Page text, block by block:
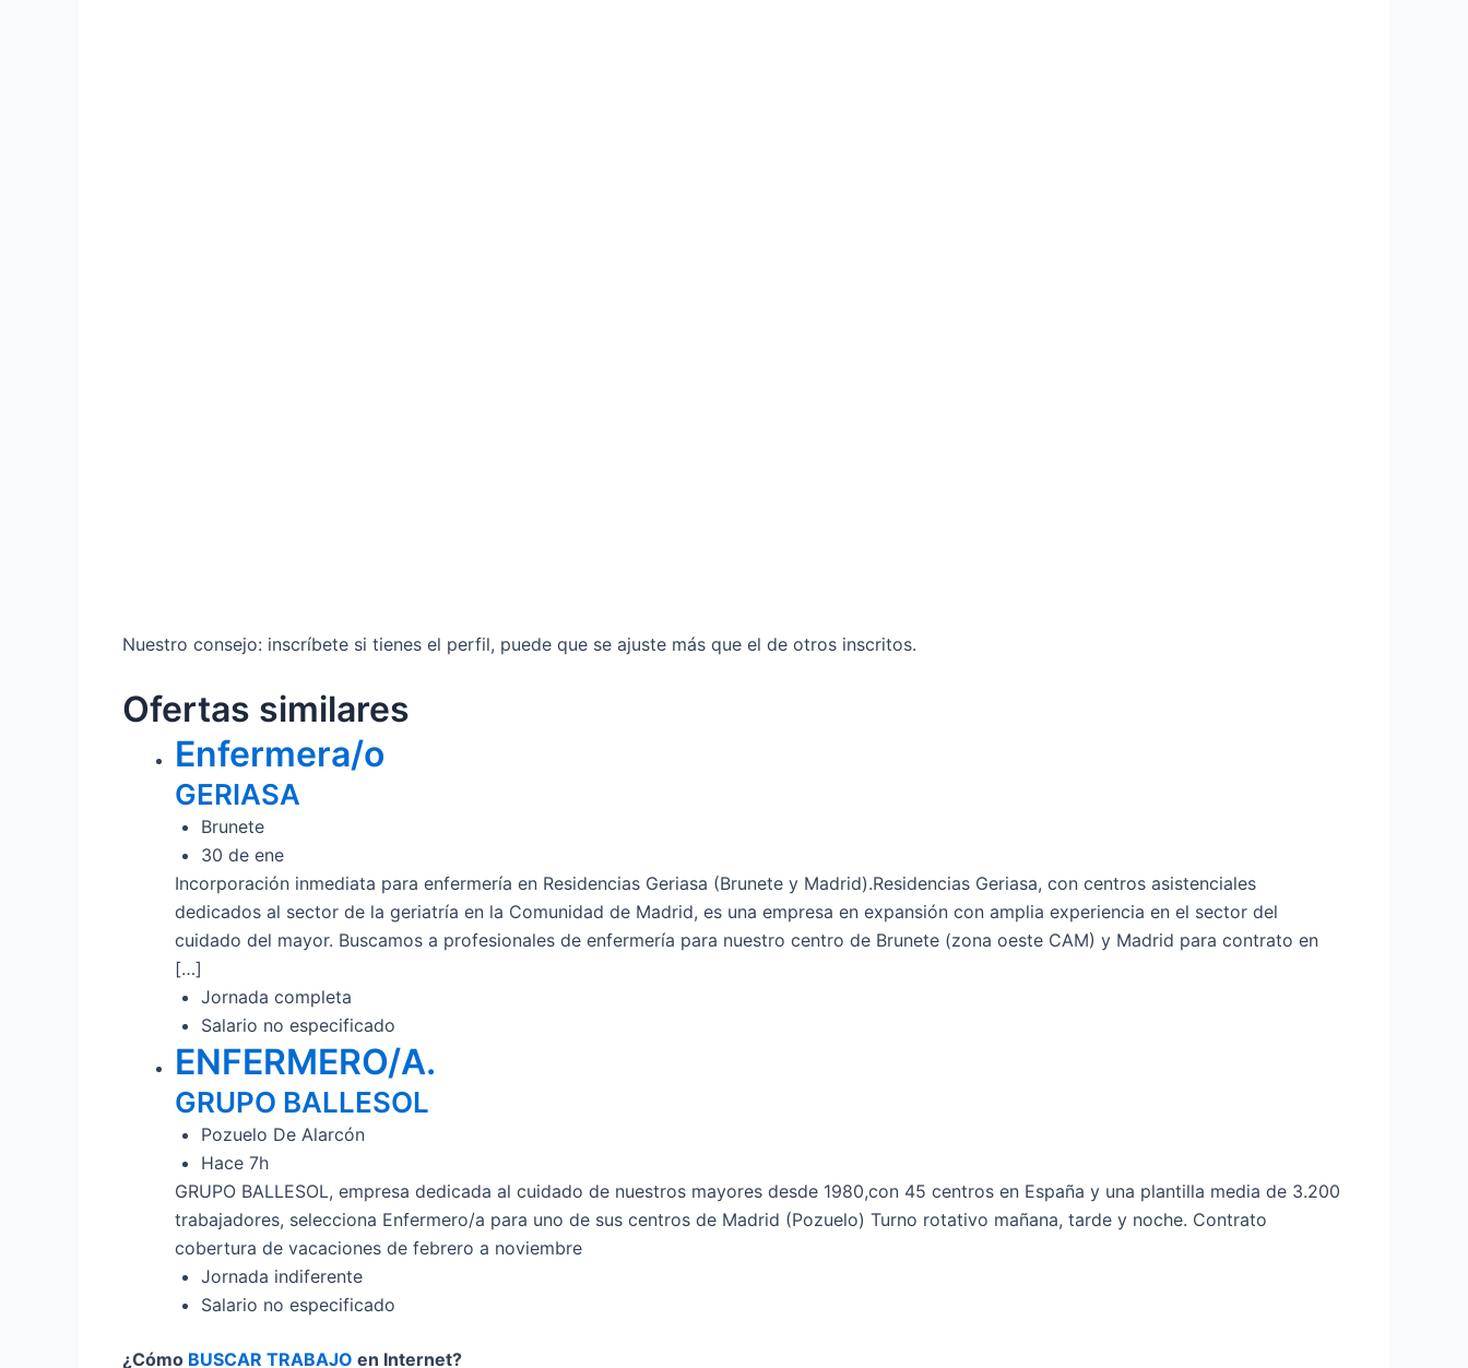
Nuestro consejo: inscríbete si tienes el perfil, puede que se ajuste más que el de otros inscritos.
Ofertas similares
Enfermera/o
GERIASA
Brunete
30 de ene
Incorporación inmediata para enfermería en Residencias Geriasa (Brunete y Madrid).Residencias Geriasa, con centros asistenciales
dedicados al sector de la geriatría en la Comunidad de Madrid, es una empresa en expansión con amplia experiencia en el sector del
cuidado del mayor. Buscamos a profesionales de enfermería para nuestro centro de Brunete (zona oeste CAM) y Madrid para contrato en
[…]
Jornada completa
Salario no especificado
ENFERMERO/A.
GRUPO BALLESOL
Pozuelo De Alarcón
Hace 7h
GRUPO BALLESOL, empresa dedicada al cuidado de nuestros mayores desde 1980,con 45 centros en España y una plantilla media de 3.200
trabajadores, selecciona Enfermero/a para uno de sus centros de Madrid (Pozuelo) Turno rotativo mañana, tarde y noche. Contrato
cobertura de vacaciones de febrero a noviembre
Jornada indiferente
Salario no especificado
¿Cómo BUSCAR TRABAJO en Internet?